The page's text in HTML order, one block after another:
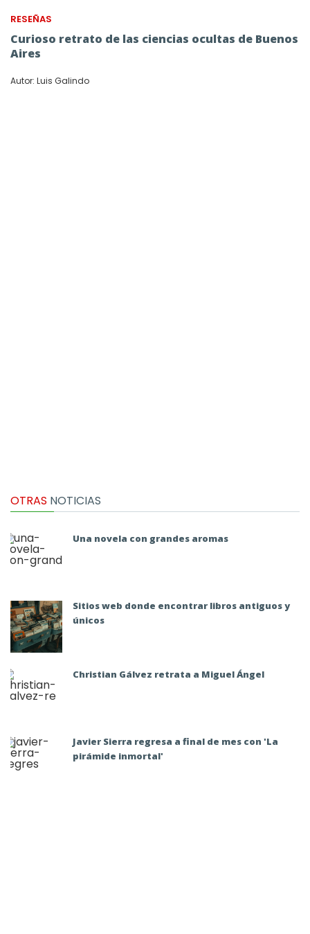
RESEÑAS
Curioso retrato de las ciencias ocultas de Buenos
Aires
Autor: Luis Galindo
OTRAS NOTICIAS
Una novela con grandes aromas
Sitios web donde encontrar libros antiguos y
únicos
Christian Gálvez retrata a Miguel Ángel
Javier Sierra regresa a final de mes con 'La
pirámide inmortal'